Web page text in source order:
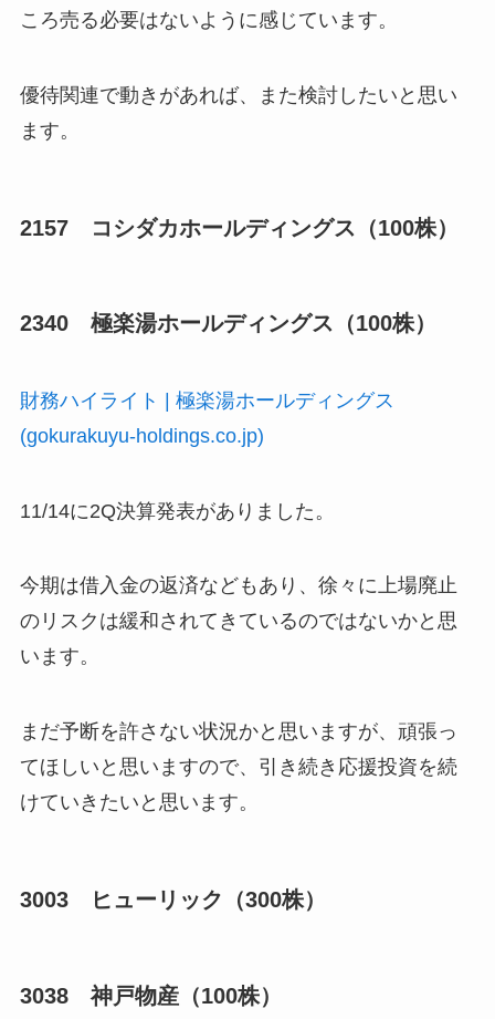
ころ売る必要はないように感じています。
優待関連で動きがあれば、また検討したいと思い
ます。
2157 コシダカホールディングス（100株）
2340 極楽湯ホールディングス（100株）
財務ハイライト | 極楽湯ホールディングス
(gokurakuyu-holdings.co.jp)
11/14に2Q決算発表がありました。
今期は借入金の返済などもあり、徐々に上場廃止
のリスクは緩和されてきているのではないかと思
います。
まだ予断を許さない状況かと思いますが、頑張っ
てほしいと思いますので、引き続き応援投資を続
けていきたいと思います。
3003 ヒューリック（300株）
3038 神戸物産（100株）